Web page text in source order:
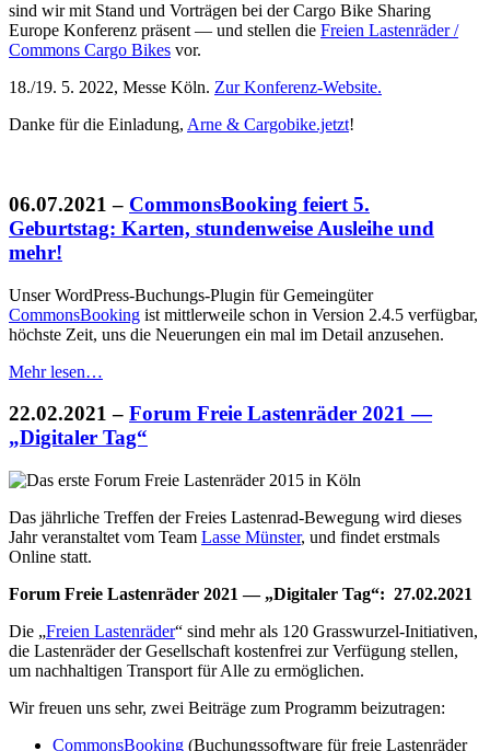
sind wir mit Stand und Vorträgen bei der Cargo Bike Sharing
Europe Konferenz präsent — und stellen die Freien Lastenräder /
Commons Cargo Bikes vor.
18./19. 5. 2022, Messe Köln. Zur Konferenz-Website.
Danke für die Einladung, Arne & Cargobike.jetzt!
06.07.2021 – CommonsBooking feiert 5.
Geburtstag: Karten, stundenweise Ausleihe und
mehr!
Unser WordPress-Buchungs-Plugin für Gemeingüter
CommonsBooking ist mittlerweile schon in Version 2.4.5 verfügbar,
höchste Zeit, uns die Neuerungen ein mal im Detail anzusehen.
Mehr lesen…
22.02.2021 – Forum Freie Lastenräder 2021 —
„Digitaler Tag“
Das jährliche Treffen der Freies Lastenrad-Bewegung wird dieses
Jahr veranstaltet vom Team Lasse Münster, und findet erstmals
Online statt.
Forum Freie Lastenräder 2021 — „Digitaler Tag“: 27.02.2021
Die „Freien Lastenräder“ sind mehr als 120 Grasswurzel-Initiativen,
die Lastenräder der Gesellschaft kostenfrei zur Verfügung stellen,
um nachhaltigen Transport für Alle zu ermöglichen.
Wir freuen uns sehr, zwei Beiträge zum Programm beizutragen:
CommonsBooking (Buchungssoftware für freie Lastenräder